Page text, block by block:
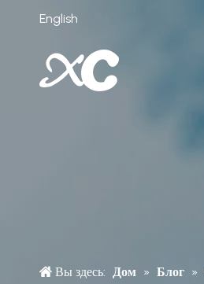
English
Вы здесь: Дом » Блог »